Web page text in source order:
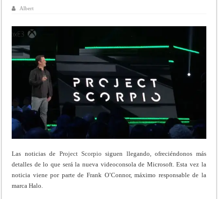
Albert
Las noticias de Project Scorpio siguen llegando, ofreciéndonos más
detalles de lo que será la nueva videoconsola de Microsoft. Esta vez la
noticia viene por parte de Frank O’Connor, máximo responsable de la
marca Halo.